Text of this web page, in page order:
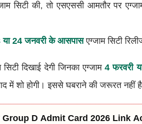
सिटी की, तो एसएससी आमतौर पर
या 24 जनवरी के आसपासएग्जाम सिटी
दिखाई देगी जिनका एग्जाम4 फरवरी
में शो होगी। इससे घबराने की जरूरत नहीं
: रेलवे ग्रुप D एडमिट कार्ड कैसे